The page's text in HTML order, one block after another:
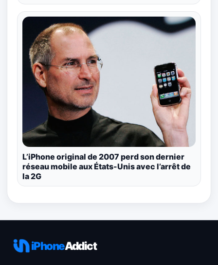
L’iPhone original de 2007 perd son dernier
réseau mobile aux États-Unis avec l’arrêt de
la 2G
iPhoneAddict